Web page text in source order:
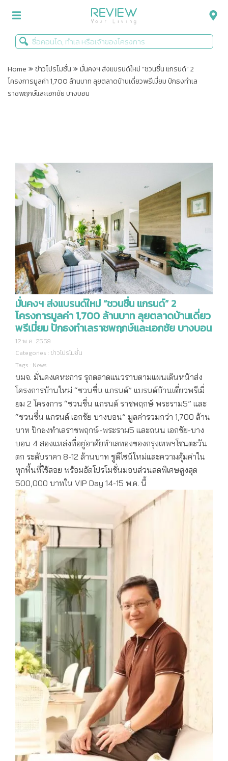
รีวิวคอนโด
รีวิวบ้าน
ข่าวโปรโมชั่น
Home »ข่าวโปรโมชั่น »มั่นคงฯ ส่งแบรนด์ใหม่ “ชวนชื่น แกรนด์” 2
โครงการมูลค่า 1,700 ล้านบาท ลุยตลาดบ้านเดี่ยวพรีเมี่ยม ปักธงทำเล
ราชพฤกษ์และเอกชัย บางบอน
มั่นคงฯ ส่งแบรนด์ใหม่ “ชวนชื่น แกรนด์” 2
โครงการมูลค่า 1,700 ล้านบาท ลุยตลาดบ้านเดี่ยว
พรีเมี่ยม ปักธงทำเลราชพฤกษ์และเอกชัย บางบอน
12 พ.ค. 2559
Categories : ข่าวโปรโมชั่น
Tags : News
บมจ. มั่นคงเคหะการ รุกตลาดแนวราบตามแผนเดินหน้าส่ง
โครงการบ้านใหม่ “ชวนชื่น แกรนด์” แบรนด์บ้านเดี่ยวพรีเมี่
ยม 2 โครงการ “ชวนชื่น แกรนด์ ราชพฤกษ์ พระราม5” และ
“ชวนชื่น แกรนด์ เอกชัย บางบอน” มูลค่ารวมกว่า 1,700 ล้าน
บาท ปักธงทำเลราชพฤกษ์-พระราม5 และถนน เอกชัย-บาง
บอน 4 สองแหล่งที่อยู่อาศัยทำเลทองของกรุงเทพฯโซนตะวัน
ตก ระดับราคา 8-12 ล้านบาท ชูดีไซน์ใหม่และความคุ้มค่าใน
ทุกพื้นที่ใช้สอย พร้อมอัดโปรโมชั่นมอบส่วนลดพิเศษสูงสุด
500,000 บาทใน VIP Day 14-15 พ.ค. นี้